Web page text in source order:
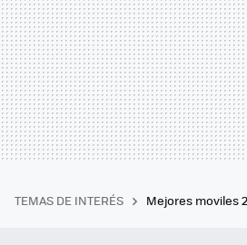
TEMAS DE INTERÉS Mejores moviles